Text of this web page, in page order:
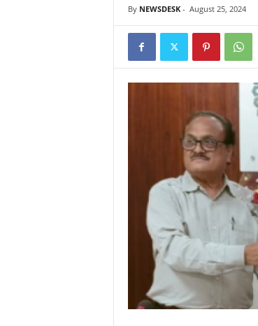
By NEWSDESK- August 25, 2024